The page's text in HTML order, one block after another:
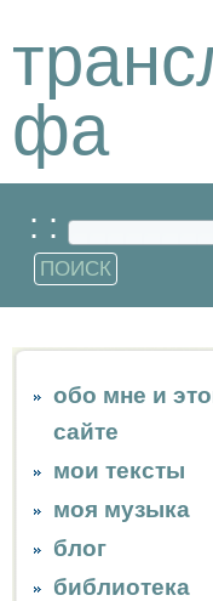
фа
: :
обо мне и
сайте
мои тексты
моя музыка
блог
библиотека